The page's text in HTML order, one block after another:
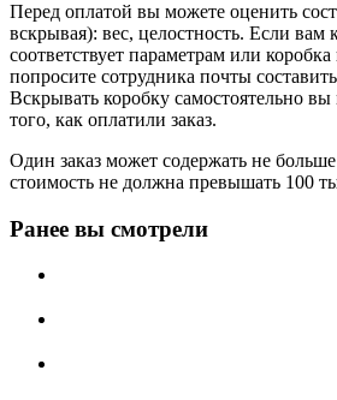
Перед оплатой вы можете оценить
вскрывая): вес, целостность. Если вам
соответствует параметрам или
попросите сотрудника почты
Вскрывать коробку самостоятельно
того, как оплатили заказ.
Один заказ может содержать не
стоимость не должна превышать 100
Ранее вы смотрели